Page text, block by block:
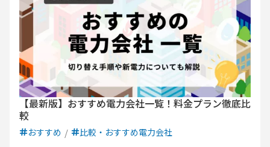
【最新版】おすすめ電力会社一覧！料金プラン徹底比
較
おすすめ 比較・おすすめ電力会社